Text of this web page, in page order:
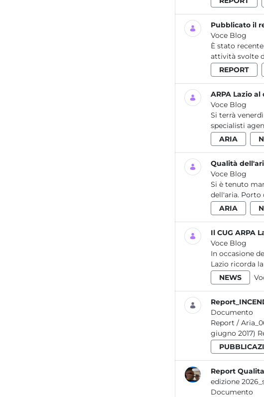
Pubblicato il
Voce Blog
È stato
attività svolte
REPORT
ARPA Lazio al
Voce Blog
Si terrà
specialisti
ARIA
Qualità
Voce Blog
Si è tenuto
dell'aria. Porto
ARIA
Il CUG ARPA
Voce Blog
In occasione
Lazio ricorda
NEWS
Documento
Report / Aria_06 2018 Re por t - Ar ia IL MONITORAGGIO AMBIENTALE A SEGUITO DI INCENDI NEL LAZIO
Report
edizione
Documento